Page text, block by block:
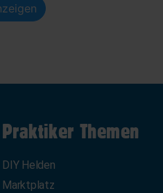
Praktiker Themen
DIY Helden
Marktplatz